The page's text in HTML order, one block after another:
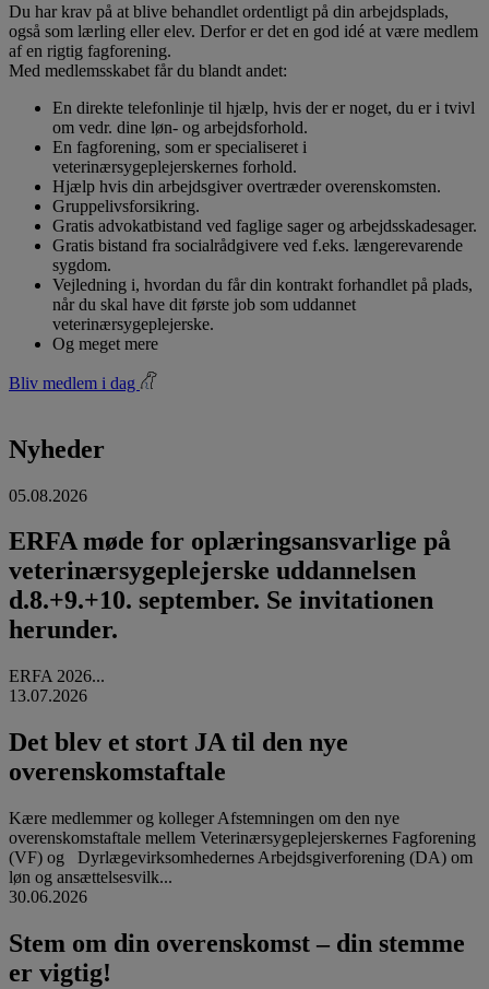
Du har krav på at blive behandlet ordentligt på din arbejdsplads,
også som lærling eller elev. Derfor er det en god idé at være medlem
af en rigtig fagforening.
Med medlemsskabet får du blandt andet:
En direkte telefonlinje til hjælp, hvis der er noget, du er i tvivl
om vedr. dine løn- og arbejdsforhold.
En fagforening, som er specialiseret i
veterinærsygeplejerskernes forhold.
Hjælp hvis din arbejdsgiver overtræder overenskomsten.
Gruppelivsforsikring.
Gratis advokatbistand ved faglige sager og arbejdsskadesager.
Gratis bistand fra socialrådgivere ved f.eks. længerevarende
sygdom.
Vejledning i, hvordan du får din kontrakt forhandlet på plads,
når du skal have dit første job som uddannet
veterinærsygeplejerske.
Og meget mere
Bliv medlem i dag
Nyheder
05.08.2026
ERFA møde for oplæringsansvarlige på
veterinærsygeplejerske uddannelsen
d.8.+9.+10. september. Se invitationen
herunder.
ERFA 2026...
13.07.2026
Det blev et stort JA til den nye
overenskomstaftale
Kære medlemmer og kolleger Afstemningen om den nye
overenskomstaftale mellem Veterinærsygeplejerskernes Fagforening
(VF) og Dyrlægevirksomhedernes Arbejdsgiverforening (DA) om
løn og ansættelsesvilk...
30.06.2026
Stem om din overenskomst – din stemme
er vigtig!